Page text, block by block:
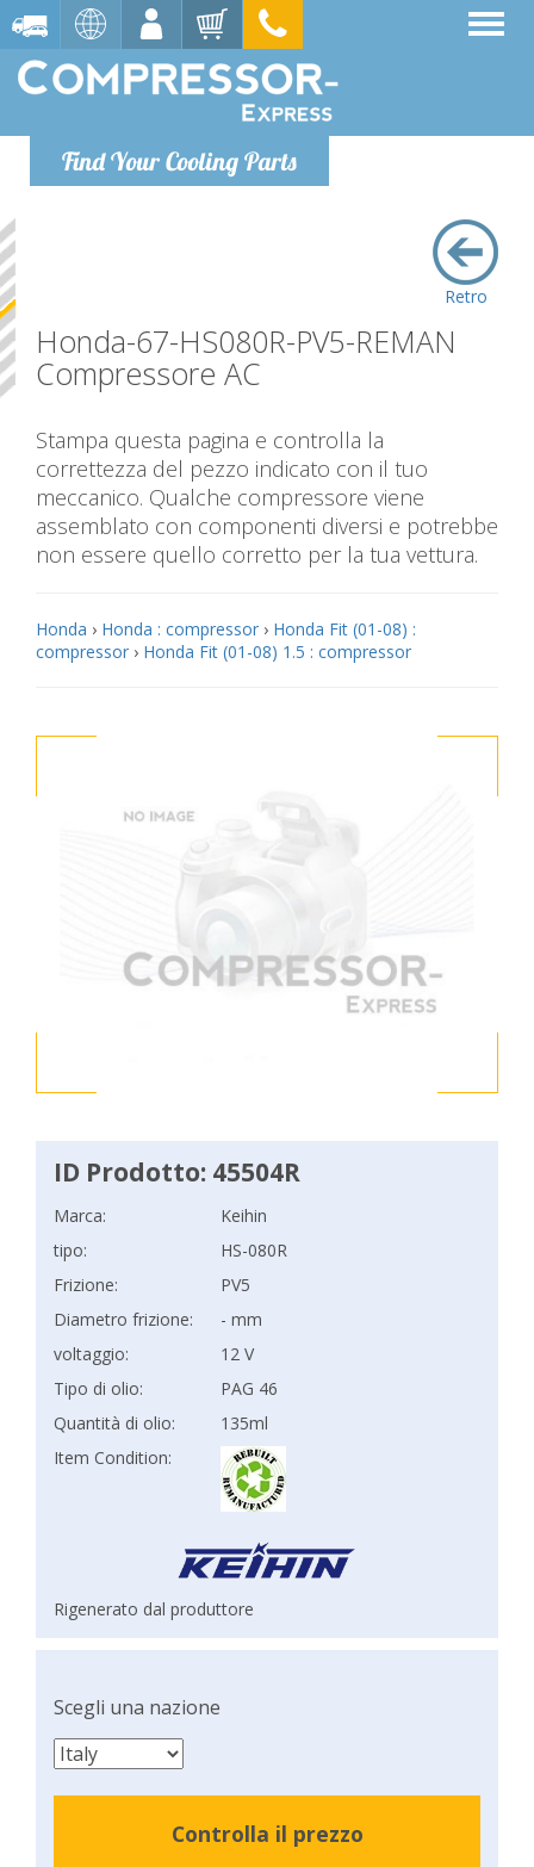
Find Your Cooling Parts
Retro
Honda-67-HS080R-PV5-REMAN
Compressore AC
Stampa questa pagina e controlla la
correttezza del pezzo indicato con il tuo
meccanico. Qualche compressore viene
assemblato con componenti diversi e potrebbe
non essere quello corretto per la tua vettura.
Honda › Honda : compressor › Honda Fit (01-08) :
compressor › Honda Fit (01-08) 1.5 : compressor
ID Prodotto: 45504R
Marca:
Keihin
tipo:
HS-080R
Frizione:
PV5
Diametro frizione:
- mm
voltaggio:
12 V
Tipo di olio:
PAG 46
Quantità di olio:
135ml
Item Condition:
Rigenerato dal produttore
Scegli una nazione
Controlla il prezzo